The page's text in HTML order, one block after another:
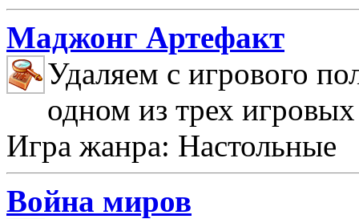
Маджонг Артефакт
Удаляем с игрового
одном из трех
Игра жанра: Настольные
Война миров